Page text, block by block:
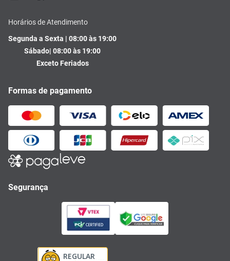
Horários de Atendimento
Segunda a Sexta | 08:00 às 19:00
Sábado| 08:00 às 19:00
Exceto Feriados
Formas de pagamento
Segurança